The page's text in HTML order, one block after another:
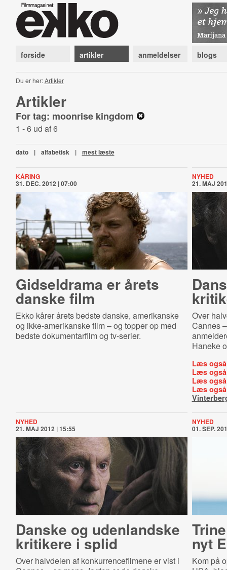
forside artikler anmeldelser blogs
Du er her:Artikler
Artikler
For tag: moonrise kingdom
1 - 6 ud af 6
dato | alfabetisk | mest læste
KÅRING
31. DEC. 2012 | 07:00
Gidseldrama er årets
danske film
Ekko kårer årets bedste danske, amerikanske
og ikke-amerikanske film – og topper op med
bedste dokumentarfilm og tv-serier.
NYHED
21. MAJ
Over
Cannes
Haneke
Læs
Læs
Læs
Læs
NYHED
21. MAJ 2012 | 15:55
Danske og udenlandske
kritikere i splid
Over halvdelen af konkurrencefilmene er vist i
NYHED
01. SEP.
nyt
Kom på